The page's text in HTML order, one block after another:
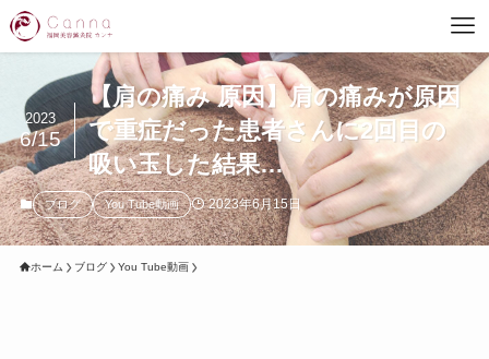
【肩の痛み 原因】肩の痛みが原因
で重症だった患者さんに2回目の
吸い玉した結果…
2023
6/15
ブログ You Tube動画 2023年6月15日
ホーム ブログ You Tube動画